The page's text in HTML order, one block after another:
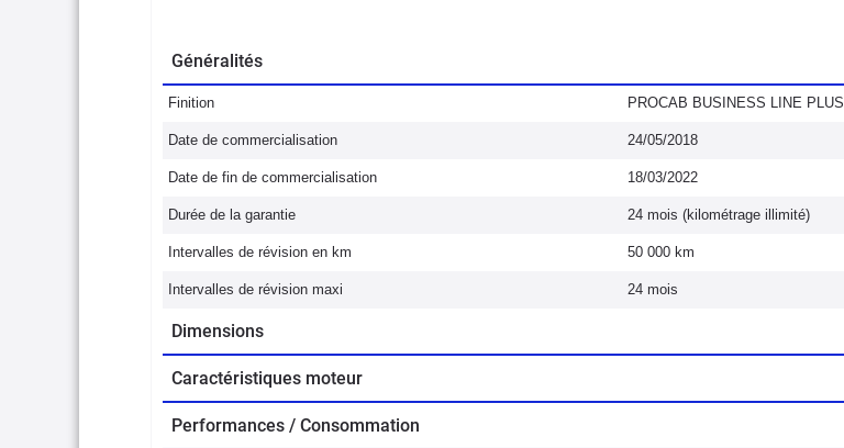
Généralités
Finition PROCAB BUSINESS LINE PLUS
Date de commercialisation 24/05/2018
Date de fin de commercialisation 18/03/2022
Durée de la garantie 24 mois (kilométrage illimité)
Intervalles de révision en km 50 000 km
Intervalles de révision maxi 24 mois
Dimensions
Caractéristiques moteur
Performances / Consommation